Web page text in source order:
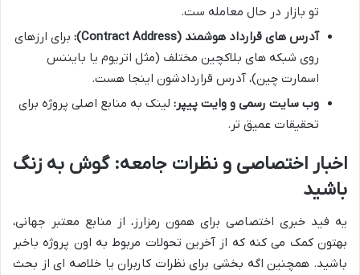
تو بازار در حال معامله ست.
آدرس های قرارداد هوشمند (Contract Address):
برای ارزهای
روی شبکه های بلاکچین مختلف (مثل اتریوم یا بایننس
اسمارت چین)، آدرس قراردادشون اینجا هست.
وب سایت رسمی و وایت پیپر: لینک به منابع اصلی پروژه برای
تحقیقات عمیق تر.
اخبار اختصاصی و نظرات جامعه: گوش به زنگ
باشید
یه فید خبری اختصاصی برای همون رمزارز، از منابع معتبر جهانی،
بهتون کمک می کنه که از آخرین تحولات مربوط به اون پروژه باخبر
باشید. همچنین اگه بخشی برای نظرات کاربران یا خلاصه ای از بحث